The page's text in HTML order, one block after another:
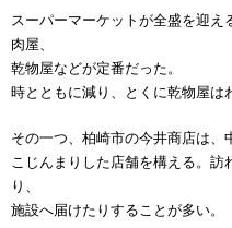
スーパーマーケットが全盛を迎え
肉屋、
乾物屋などが定番だった。
時とともに減り、とくに乾物屋は
その一つ、柏崎市の今井商店は
こじんまりした店舗を構える。
り、
施設へ届けたりすることが多い。